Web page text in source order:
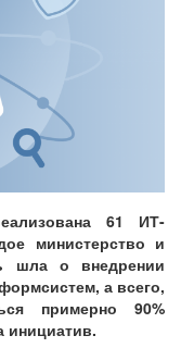
61 ИТ-
министерство и
шла о внедрении
а всего,
примерно 90%
инициатив.